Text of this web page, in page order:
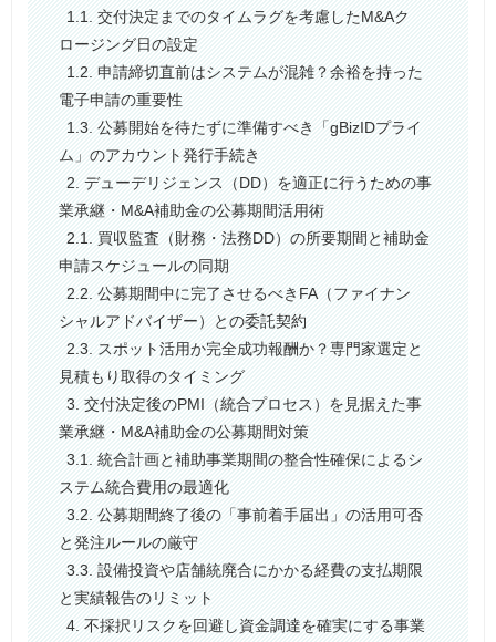
1.1. 交付決定までのタイムラグを考慮したM&Aク
ロージング日の設定
1.2. 申請締切直前はシステムが混雑？余裕を持った
電子申請の重要性
1.3. 公募開始を待たずに準備すべき「gBizIDプライ
ム」のアカウント発行手続き
2. デューデリジェンス（DD）を適正に行うための事
業承継・M&A補助金の公募期間活用術
2.1. 買収監査（財務・法務DD）の所要期間と補助金
申請スケジュールの同期
2.2. 公募期間中に完了させるべきFA（ファイナン
シャルアドバイザー）との委託契約
2.3. スポット活用か完全成功報酬か？専門家選定と
見積もり取得のタイミング
3. 交付決定後のPMI（統合プロセス）を見据えた事
業承継・M&A補助金の公募期間対策
3.1. 統合計画と補助事業期間の整合性確保によるシ
ステム統合費用の最適化
3.2. 公募期間終了後の「事前着手届出」の活用可否
と発注ルールの厳守
3.3. 設備投資や店舗統廃合にかかる経費の支払期限
と実績報告のリミット
4. 不採択リスクを回避し資金調達を確実にする事業